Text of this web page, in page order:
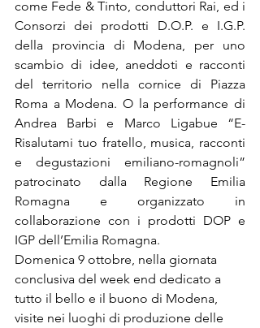
come Fede & Tinto, conduttori Rai, ed i
Consorzi dei prodotti D.O.P. e I.G.P.
della provincia di Modena, per uno
scambio di idee, aneddoti e racconti
del territorio nella cornice di Piazza
Roma a Modena. O la performance di
Andrea Barbi e Marco Ligabue “E-
Risalutami tuo fratello, musica, racconti
e degustazioni emiliano-romagnoli”
patrocinato dalla Regione Emilia
Romagna e organizzato in
collaborazione con i prodotti DOP e
IGP dell’Emilia Romagna.
Domenica 9 ottobre, nella giornata
conclusiva del week end dedicato a
tutto il bello e il buono di Modena,
visite nei luoghi di produzione delle